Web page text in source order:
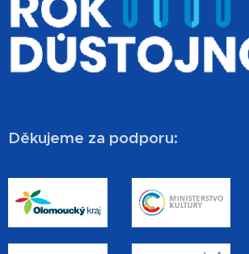
Děkujeme za podporu: